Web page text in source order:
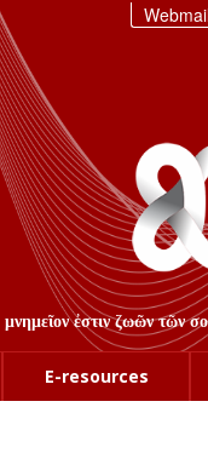
μνημεῖον ἐστιν ζωῶν τῶν
E-resources